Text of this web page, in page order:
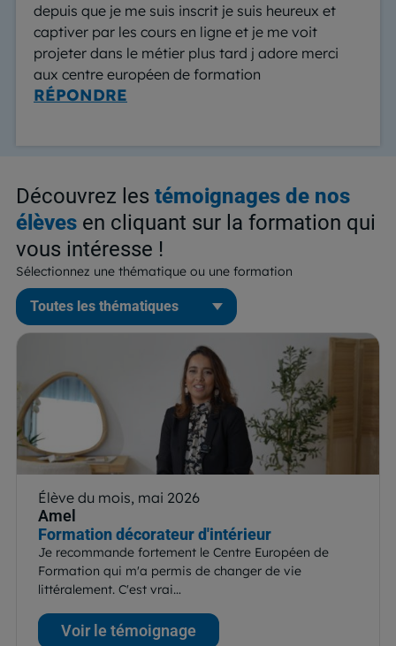
depuis que je me suis inscrit je suis heureux et
captiver par les cours en ligne et je me voit
projeter dans le métier plus tard j adore merci
aux centre européen de formation
RÉPONDRE
Découvrez les témoignages de nos
élèves en cliquant sur la formation qui
vous intéresse !
Sélectionnez une thématique ou une formation
Élève du mois, mai 2026
Amel
Formation décorateur d'intérieur
Je recommande fortement le Centre Européen de
Formation qui m'a permis de changer de vie
littéralement. C'est vrai…
Voir le témoignage